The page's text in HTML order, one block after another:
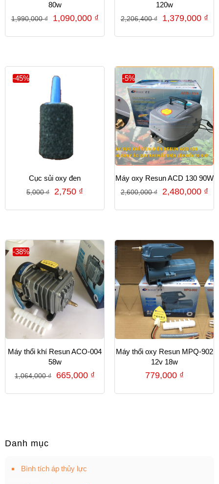
80w
1,990,000₫ 1,090,000 ₫
120w
2,206,400₫ 1,379,000 ₫
-45%
Cục sủi oxy đen
5,000₫ 2,750 ₫
-5%
Máy oxy Resun ACD 130 90W
2,600,000₫ 2,480,000 ₫
-38%
Máy thổi khí Resun ACO-004
58w
1,064,000₫ 665,000 ₫
Máy thổi oxy Resun MPQ-902
12v 18w
779,000 ₫
Danh mục
Bình tích áp thủy lực